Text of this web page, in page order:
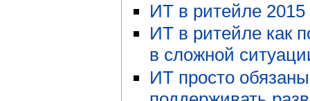
ИТ в ритейле 2015
ИТ в ритейле как
в сложной
ИТ просто обязаны